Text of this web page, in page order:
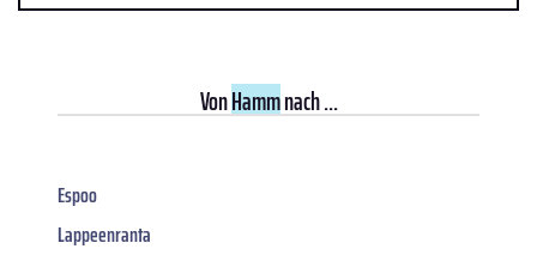
VonHammnach ...
Espoo
Lappeenranta